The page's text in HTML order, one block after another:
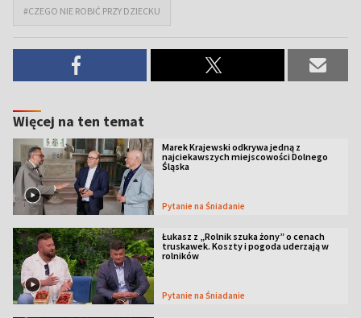
#CZEGO NIE ROBIĆ PRZY DZIECKU
Więcej na ten temat
Marek Krajewski odkrywa jedną z
najciekawszych miejscowości Dolnego
Śląska
Pytanie na Śniadanie
Łukasz z „Rolnik szuka żony” o cenach
truskawek. Koszty i pogoda uderzają w
rolników
Pytanie na Śniadanie